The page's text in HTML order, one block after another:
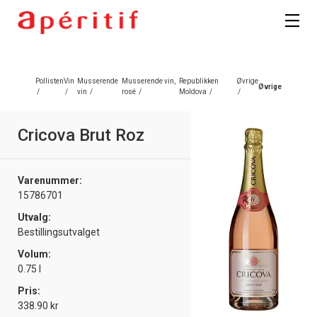
Pollisten
/
Vin
/
Musserende
vin /
Musserende vin,
rosé /
Republikken
Moldova /
Øvrige
/
Øvrige
Cricova Brut Roz
Varenummer:
15786701
Utvalg:
Bestillingsutvalget
Volum:
0.75 l
Pris:
338.90 kr